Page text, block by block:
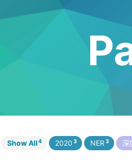
Show All4 20203 NER3 深